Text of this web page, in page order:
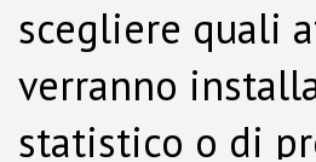
scegliere quali
verranno
statistico o di